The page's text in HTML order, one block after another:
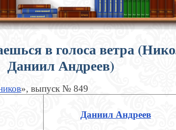
в голоса ветра
Даниил Андреев)
», выпуск № 849
Даниил Андреев